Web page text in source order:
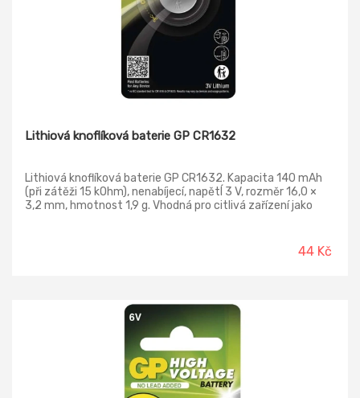
Lithiová knoflíková baterie GP CR1632
Lithiová knoflíková baterie GP CR1632. Kapacita 140 mAh
(při zátěži 15 kOhm), nenabíjecí, napětÍ 3 V, rozměr 16,0 ×
3,2 mm, hmotnost 1,9 g. Vhodná pro citlivá zařízení jako
44 Kč